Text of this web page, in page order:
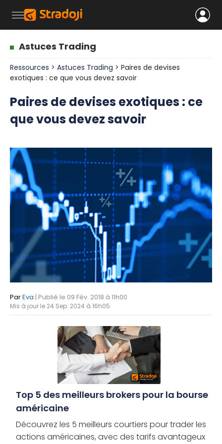
Astuces Trading
Ressources > Astuces Trading > Paires de devises
exotiques : ce que vous devez savoir
Paires de devises exotiques : ce
que vous devez savoir
ParEva | Publié le 09 Fév. 2018 à 11h00
Mis à jour le 24 Sep. 2024 à 16h05
Top 5 des meilleurs brokers pour la bourse
américaine
Découvrez les 5 meilleurs courtiers pour trader les
actions américaines, avec des tarifs avantageux